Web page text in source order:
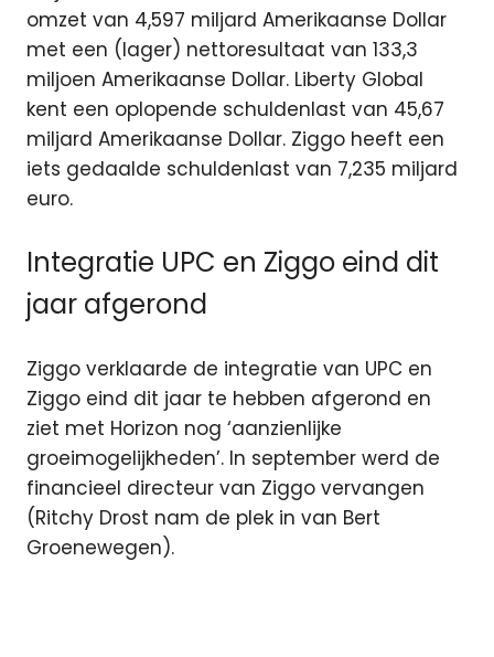
omzet van 4,597 miljard Amerikaanse Dollar
met een (lager) nettoresultaat van 133,3
miljoen Amerikaanse Dollar. Liberty Global
kent een oplopende schuldenlast van 45,67
miljard Amerikaanse Dollar. Ziggo heeft een
iets gedaalde schuldenlast van 7,235 miljard
euro.
Integratie UPC en Ziggo eind dit
jaar afgerond
Ziggo verklaarde de integratie van UPC en
Ziggo eind dit jaar te hebben afgerond en
ziet met Horizon nog ‘aanzienlijke
groeimogelijkheden’. In september werd de
financieel directeur van Ziggo vervangen
(Ritchy Drost nam de plek in van Bert
Groenewegen).